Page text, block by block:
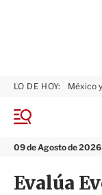
M
n
09 de Agosto de 2026
LO DE HOY: México
Evalúa